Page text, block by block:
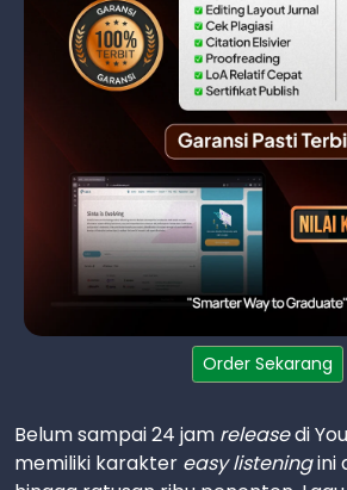
Order Sekarang
Belum sampai 24 jam releasedi
memiliki karakter easy listeningini